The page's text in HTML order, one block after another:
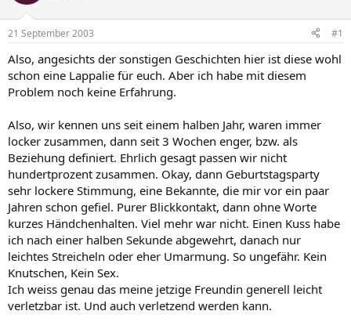
e
r
t
a
m
21 September 2003 #1
Also, angesichts der sonstigen Geschichten hier ist diese wohl
schon eine Lappalie für euch. Aber ich habe mit diesem
Problem noch keine Erfahrung.
Also, wir kennen uns seit einem halben Jahr, waren immer
locker zusammen, dann seit 3 Wochen enger, bzw. als
Beziehung definiert. Ehrlich gesagt passen wir nicht
hundertprozent zusammen. Okay, dann Geburtstagsparty
sehr lockere Stimmung, eine Bekannte, die mir vor ein paar
Jahren schon gefiel. Purer Blickkontakt, dann ohne Worte
kurzes Händchenhalten. Viel mehr war nicht. Einen Kuss habe
ich nach einer halben Sekunde abgewehrt, danach nur
leichtes Streicheln oder eher Umarmung. So ungefähr. Kein
Knutschen, Kein Sex.
Ich weiss genau das meine jetzige Freundin generell leicht
verletzbar ist. Und auch verletzend werden kann.